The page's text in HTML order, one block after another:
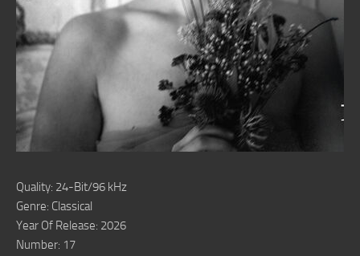
Quality: 24-Bit/96 kHz
Genre: Classical
Year Of Release: 2026
Number: 17